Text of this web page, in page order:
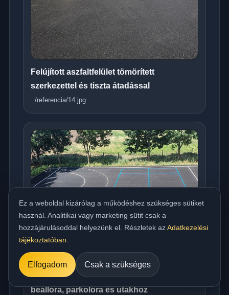
Felújított aszfaltfelület tömörített
szerkezettel és tiszta átadással
../referencia/14.jpg
Országos meleg aszfaltozás udvarra,
beállóra, parkolóra és utakhoz
Ez a weboldal kizárólag a működéshez szükséges sütiket
használ. Analitikai vagy marketing sütit csak a
hozzájárulásoddal helyezünk el. Részletek azAdatkezelési
tájékoztatóban
Elfogadom Csak a szükséges